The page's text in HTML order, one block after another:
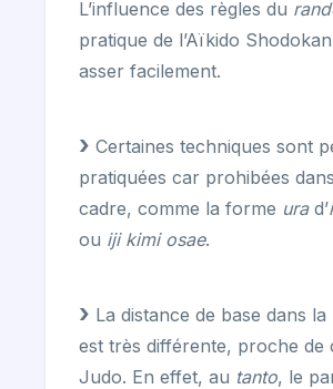
L’influence des règles du
pratique de l’Aïkido
asser facilement.
Certaines techniques sont
pratiquées car prohibées
cadre, comme la forme urad’
ou iji kimi osae.
La distance de base dans la
est très différente, proche de
Judo. En effet, au tanto, le